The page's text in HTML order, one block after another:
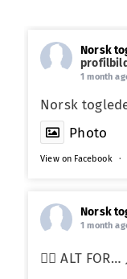
Norsk
1 month
Norsk
Photo
View on Facebook ·
Norsk
1 month
❤️‍🔥 ALT FOR…